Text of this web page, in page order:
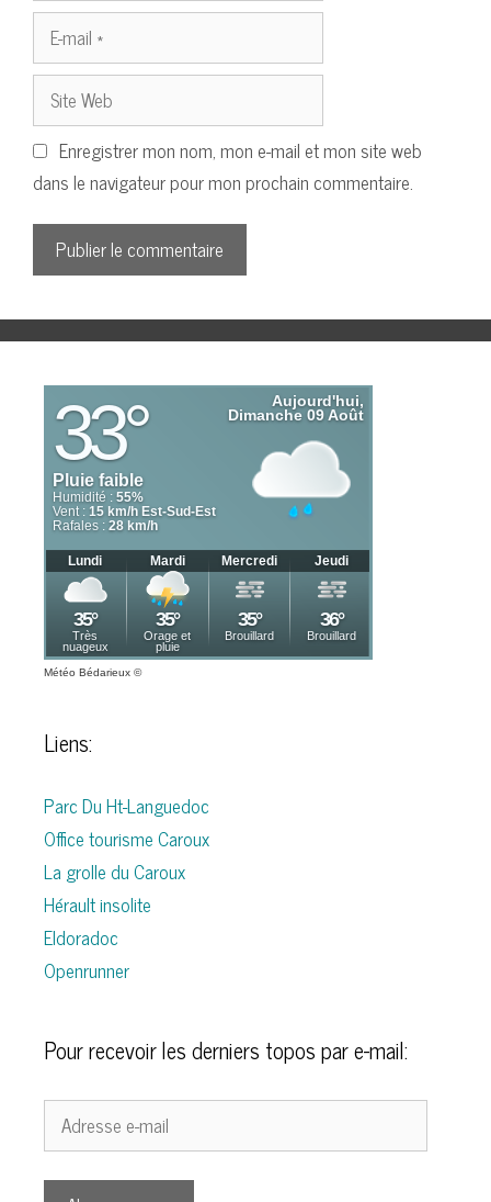
E-
mail
Site
Web
Enregistrer mon nom, mon e-mail et mon site web
dans le navigateur pour mon prochain commentaire.
Météo Bédarieux ©
Liens:
Parc Du Ht-Languedoc
Office tourisme Caroux
La grolle du Caroux
Hérault insolite
Eldoradoc
Openrunner
Pour recevoir les derniers topos par e-mail:
Adresse